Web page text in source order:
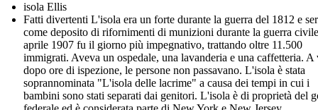
isola Ellis
Fatti divertenti L'isola era un forte durante la guerra del 1812 e
come deposito di rifornimenti di munizioni durante la guerra
aprile 1907 fu il giorno più impegnativo, trattando oltre 11.500
immigrati. Aveva un ospedale, una lavanderia e una caffetteria. A
dopo ore di ispezione, le persone non passavano. L'isola è stata
soprannominata "L'isola delle lacrime" a causa dei tempi in cui i
bambini sono stati separati dai genitori. L'isola è di proprietà del